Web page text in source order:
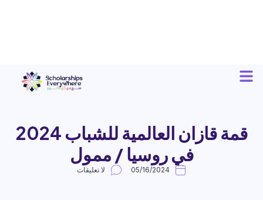
قمة قازان العالمية للشباب 2024
في روسيا / ممول
05/16/2024 لا تعليقات